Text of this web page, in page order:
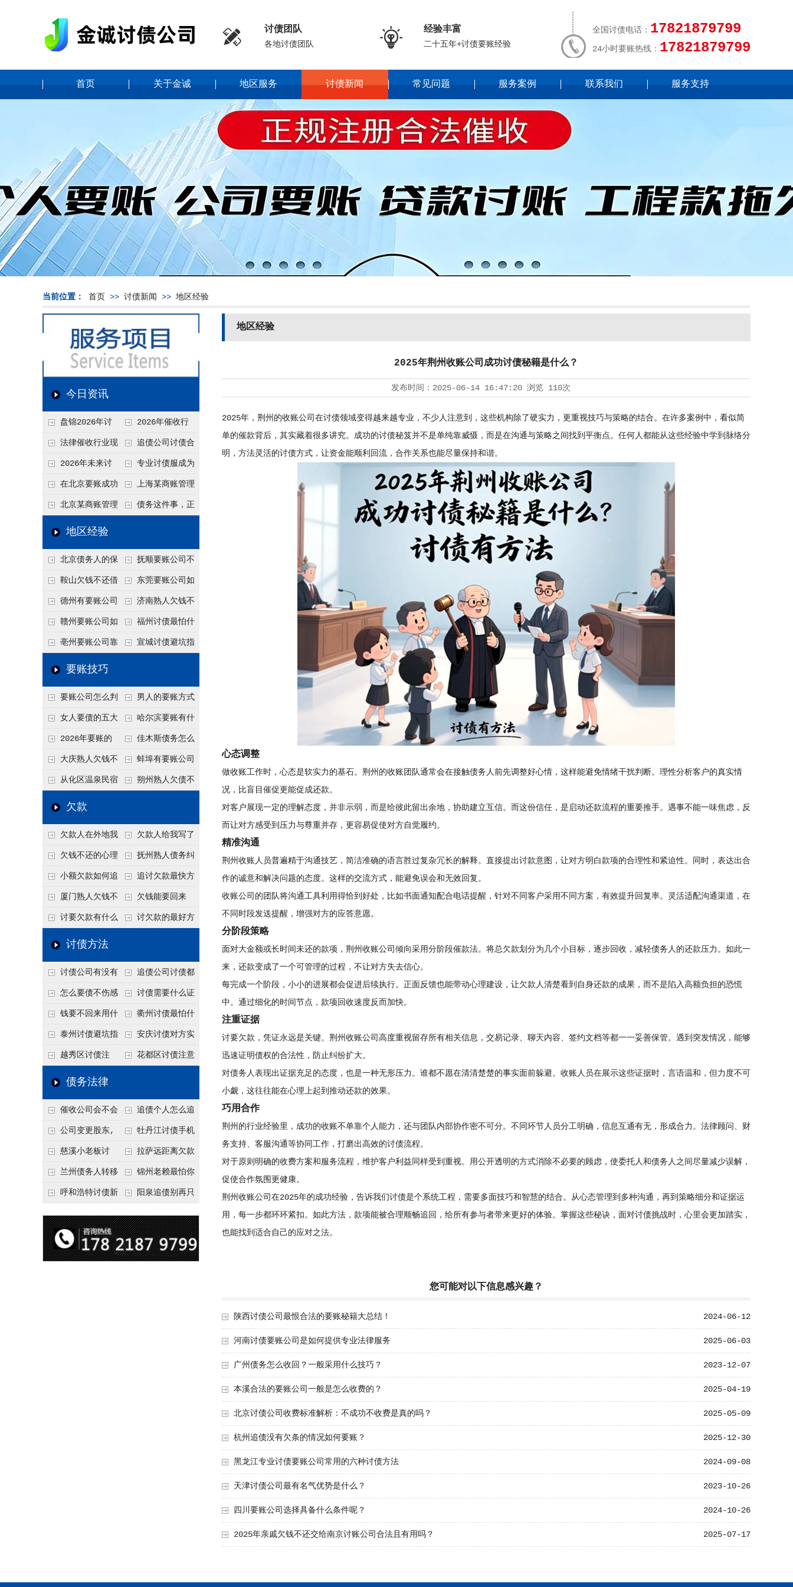
 讨债团队
各地讨债团队  经验丰富
二十五年+讨债要账经验
全国讨债电话： 17821879799
24小时要账热线： 17821879799
首页 关于金诚 地区服务 讨债新闻 常见问题 服务案例 联系我们 服务支持
当前位置： 首页 >> 讨债新闻 >> 地区经验
今日资讯
盘锦2026年讨
债新趋势
2026年催收行
业发展现状、竞争格
局及未来趋势分析
法律催收行业现
状、合规痛点与未来
发展趋势深度解析
追债公司讨债合
法方法总结
2026年未来讨
债要账公司发展趋势
专业讨债服成为
2026年的发展趋势
在北京要账成功
率高吗？未来追账公
司发展趋势引发行业
上海某商账管理
机构聚焦合规服务
北京某商账管理
服务机构持续提升合
力企业化解应收账款
难题
债务这件事，正
地区经验
北京债务人的保
证人能不能找？担保
人的连带责任怎么追
抚顺要账公司不
敢透漏的追回方法是
什么？
鞍山欠钱不还借
口太多？2026年这3
句反问话术，直接把
他后路堵死
东莞要账公司如
何有效要账讨债？20
26年合法追债经验总
结！
德州有要账公司
吗？如何合法讨债才
不沾风险？
济南熟人欠钱不
还？
赣州要账公司如
何有效讨债？合法追
债四步秘籍
福州讨债最怕什
么？2026年这两个关
亳州要账公司靠
谱吗？合法讨债四步
宣城讨债避坑指
回！
要账技巧
要账公司怎么判
断这个案子能不能
接？接案评估的标准
男人的要账方式
是什么呢？
女人要债的五大
绝招,轻松搞定
哈尔滨要账有什
么合法手段？2026年
最新追账方式总结！
2026年要账的
七个小方法
佳木斯债务怎么
追回呢？2026年成功
要账就用这2招
大庆熟人欠钱不
还躲猫猫？2026年这
个“诉前调解”成功率
蚌埠有要账公司
吗？2026年这3个方
从化区温泉民宿
老板借钱不还？2026
施压，立马主动结清
朔州熟人欠债不
死账变活
欠款
欠款人在外地我
在本地该怎么委托？
异地追款的委托流程
欠款人给我写了
还款计划书有用吗？
书面承诺的法律效力
欠钱不还的心理
是什么？读懂欠款人
的心态催收事半功倍
抚州熟人债务纠
纷咋办？这一招好开
口
小额欠款如何追
讨
追讨欠款最快方
法是什么？
厦门熟人欠钱不
还？2026年合法秘
欠钱能要回来
吗？
讨要欠款有什么
好办法
讨欠款的最好方
讨债方法
讨债公司有没有
行业协会？正规机构
的行业自律和认证
追债公司讨债都
有哪些手段
怎么要债不伤感
情？
讨债需要什么证
据
钱要不回来用什
么方法要回来
衢州讨债最怕什
么？2026年这两个关
键细节，做错就很难
泰州讨债避坑指
南：2026年这2个细
节不注意，钱很难要
安庆讨债对方实
在没钱咋办？
越秀区讨债注
意！没有借条只有微
把钱要回来
花都区讨债注意
节点”催收最有效
债务法律
催收公司会不会
给欠款人发律师函？
正规机构的函件服务
追债个人怎么追
回呢？2026年最新绝
招选择！
公司变更股东,
变更前的债权债务谁
承担
牡丹江讨债手机
搞定：2026年线上立
案追债全流程，足不
出户
慈溪小老板讨
债，2026年这2个本
地行业协会出面，比
拉萨远距离欠款
对方在牧区联系不
上，2026年委托当地
兰州债务人转移
财产后申请破产，20
要回来吗
锦州老赖最怕你
懂这1条，2026
罪”详解，能判刑
呼和浩特讨债新
函”催账为啥管用？
成本低见效快
阳泉追债别再只
类隐形财产（公积
金、保单）也能执行
地区经验
2025年荆州收账公司成功讨债秘籍是什么？
发布时间： 2025-06-14 16:47:20 浏览 110次
2025年，荆州的收账公司在讨债领域变得越来越专业，不少人注意到，这些机构除了硬实力，更重视技巧与策略的结合。在许多案例中，看似简
单的催款背后，其实藏着很多讲究。成功的讨债秘笈并不是单纯靠威慑，而是在沟通与策略之间找到平衡点。任何人都能从这些经验中学到脉络分
明，方法灵活的讨债方式，让资金能顺利回流，合作关系也能尽量保持和谐。
心态调整
做收账工作时，心态是软实力的基石。荆州的收账团队通常会在接触债务人前先调整好心情，这样能避免情绪干扰判断。理性分析客户的真实情
况，比盲目催促更能促成还款。
对客户展现一定的理解态度，并非示弱，而是给彼此留出余地，协助建立互信。而这份信任，是启动还款流程的重要推手。遇事不能一味焦虑，反
而让对方感受到压力与尊重并存，更容易促使对方自觉履约。
精准沟通
荆州收账人员普遍精于沟通技艺，简洁准确的语言胜过复杂冗长的解释。直接提出讨款意图，让对方明白款项的合理性和紧迫性。同时，表达出合
作的诚意和解决问题的态度。这样的交流方式，能避免误会和无效回复。
收账公司的团队将沟通工具利用得恰到好处，比如书面通知配合电话提醒，针对不同客户采用不同方案，有效提升回复率。灵活适配沟通渠道，在
不同时段发送提醒，增强对方的应答意愿。
分阶段策略
面对大金额或长时间未还的款项，荆州收账公司倾向采用分阶段催款法。将总欠款划分为几个小目标，逐步回收，减轻债务人的还款压力。如此一
来，还款变成了一个可管理的过程，不让对方失去信心。
每完成一个阶段，小小的进展都会促进后续执行。正面反馈也能带动心理建设，让欠款人清楚看到自身还款的成果，而不是陷入高额负担的恐慌
中。通过细化的时间节点，款项回收速度反而加快。
注重证据
讨要欠款，凭证永远是关键。荆州收账公司高度重视留存所有相关信息，交易记录、聊天内容、签约文档等都一一妥善保管。遇到突发情况，能够
迅速证明债权的合法性，防止纠纷扩大。
对债务人表现出证据充足的态度，也是一种无形压力。谁都不愿在清清楚楚的事实面前躲避。收账人员在展示这些证据时，言语温和，但力度不可
小觑，这往往能在心理上起到推动还款的效果。
巧用合作
荆州的行业经验里，成功的收账不单靠个人能力，还与团队内部协作密不可分。不同环节人员分工明确，信息互通有无，形成合力。法律顾问、财
务支持、客服沟通等协同工作，打磨出高效的讨债流程。
对于原则明确的收费方案和服务流程，维护客户利益同样受到重视。用公开透明的方式消除不必要的顾虑，使委托人和债务人之间尽量减少误解，
促使合作氛围更健康。
荆州收账公司在2025年的成功经验，告诉我们讨债是个系统工程，需要多面技巧和智慧的结合。从心态管理到多种沟通，再到策略细分和证据运
用，每一步都环环紧扣。如此方法，款项能被合理顺畅追回，给所有参与者带来更好的体验。掌握这些秘诀，面对讨债挑战时，心里会更加踏实，
也能找到适合自己的应对之法。
您可能对以下信息感兴趣？
2024-06-12
陕西讨债公司最恨合法的要账秘籍大总结！
2025-06-03
河南讨债要账公司是如何提供专业法律服务
2023-12-07
广州债务怎么收回？一般采用什么技巧？
2025-04-19
本溪合法的要账公司一般是怎么收费的？
2025-05-09
北京讨债公司收费标准解析：不成功不收费是真的吗？
2025-12-30
杭州追债没有欠条的情况如何要账？
2024-09-08
黑龙江专业讨债要账公司常用的六种讨债方法
2023-10-26
天津讨债公司最有名气优势是什么？
2024-10-26
四川要账公司选择具备什么条件呢？
2025-07-17
2025年亲戚欠钱不还交给南京讨账公司合法且有用吗？